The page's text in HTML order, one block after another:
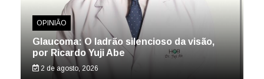
OPINIÃO
Glaucoma: O ladrão silencioso da visão,
por Ricardo Yuji Abe
2 de agosto, 2026